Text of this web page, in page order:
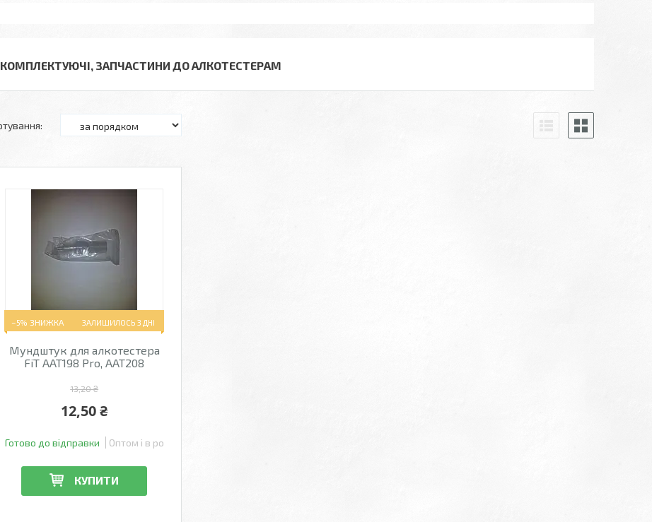
КОМПЛЕКТУЮЧІ, ЗАПЧАСТИНИ ДО АЛКОТЕСТЕРАМ
–5% ЗАЛИШИЛОСЬ 3 ДНІ
Мундштук для алкотестера
FiT AAT198 Pro, AAT208
13,20 ₴
12,50 ₴
Готово до відправки Оптом і в роздріб
КУПИТИ